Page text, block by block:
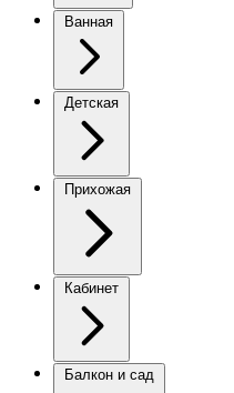
Ванная
Детская
Прихожая
Кабинет
Балкон и сад